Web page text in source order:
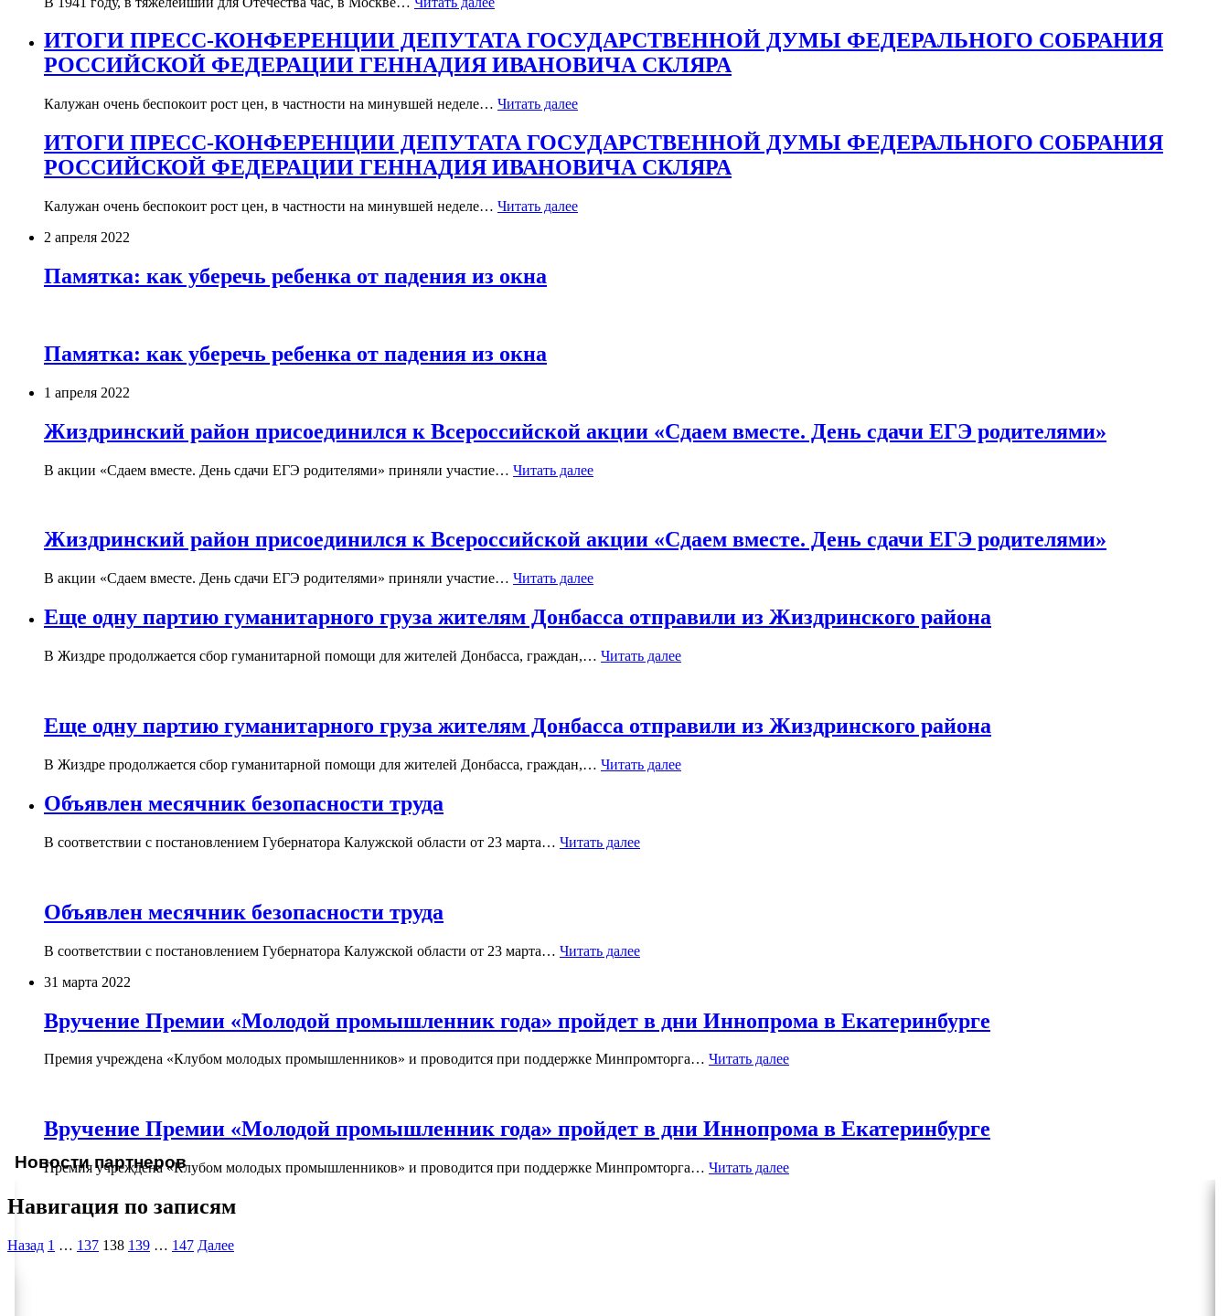
ИТОГИ ПРЕСС-КОНФЕРЕНЦИИ ДЕПУТАТА ГОСУДАРСТВЕННОЙ ДУМЫ ФЕДЕРАЛЬНОГО СОБРАНИЯ
РОССИЙСКОЙ ФЕДЕРАЦИИ ГЕННАДИЯ ИВАНОВИЧА СКЛЯРА
Калужан очень беспокоит рост цен, в частности на минувшей неделе… Читать далее
ИТОГИ ПРЕСС-КОНФЕРЕНЦИИ ДЕПУТАТА ГОСУДАРСТВЕННОЙ ДУМЫ ФЕДЕРАЛЬНОГО СОБРАНИЯ
РОССИЙСКОЙ ФЕДЕРАЦИИ ГЕННАДИЯ ИВАНОВИЧА СКЛЯРА
Калужан очень беспокоит рост цен, в частности на минувшей неделе… Читать далее
2 апреля 2022
Памятка: как уберечь ребенка от падения из окна
Памятка: как уберечь ребенка от падения из окна
1 апреля 2022
Жиздринский район присоединился к Всероссийской акции «Сдаем вместе. День сдачи ЕГЭ родителями»
В акции «Сдаем вместе. День сдачи ЕГЭ родителями» приняли участие… Читать далее
Жиздринский район присоединился к Всероссийской акции «Сдаем вместе. День сдачи ЕГЭ родителями»
В акции «Сдаем вместе. День сдачи ЕГЭ родителями» приняли участие… Читать далее
Еще одну партию гуманитарного груза жителям Донбасса отправили из Жиздринского района
В Жиздре продолжается сбор гуманитарной помощи для жителей Донбасса, граждан,… Читать далее
Еще одну партию гуманитарного груза жителям Донбасса отправили из Жиздринского района
В Жиздре продолжается сбор гуманитарной помощи для жителей Донбасса, граждан,… Читать далее
Объявлен месячник безопасности труда
В соответствии с постановлением Губернатора Калужской области от 23 марта… Читать далее
Объявлен месячник безопасности труда
В соответствии с постановлением Губернатора Калужской области от 23 марта… Читать далее
31 марта 2022
Вручение Премии «Молодой промышленник года» пройдет в дни Иннопрома в Екатеринбурге
Премия учреждена «Клубом молодых промышленников» и проводится при поддержке Минпромторга… Читать далее
Вручение Премии «Молодой промышленник года» пройдет в дни Иннопрома в Екатеринбурге
Премия учреждена «Клубом молодых промышленников» и проводится при поддержке Минпромторга… Читать далее
Навигация по записям
Назад 1 … 137 138 139 … 147 Далее
Новости партнеров